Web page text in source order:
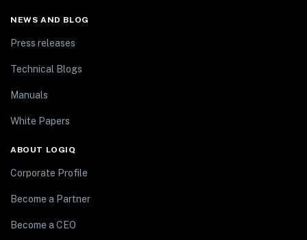
NEWS AND BLOG
Press releases
Technical Blogs
Manuals
White Papers
ABOUT LOGIQ
Corporate Profile
Become a Partner
Become a CEO